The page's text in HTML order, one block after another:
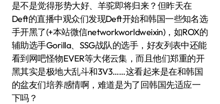
是不是觉得形势大好、羊驼即将归来？但昨天在
Deft的直播中观众们发现Deft开始和韩国一些知名选
手开黑了(+本站微信networkworldweixin)，如ROX的
辅助选手Gorilla、SSG战队的选手，好友列表中还能
看到网吧怪物EVER等大佬云集，而且他们郑重的开
黑其实是极地大乱斗和3V3……这看起来是在和韩国
的盆友们培养感情啊，难道是为了回韩国先适应一
下吗？